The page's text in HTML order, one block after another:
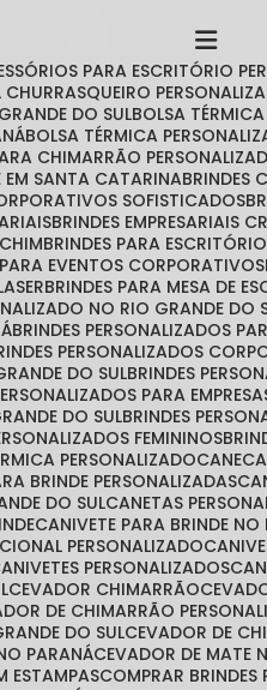
PARA ESCRITÓRIO
CHURRASQUEIRO
DO SUL BOLSA
BOLSA TÉRMICA
CHIMARRÃO
EM SANTA CATARINA
SOFISTICADOS
BRINDES EMPRESARIAIS
BRINDES PARA ESCRITÓRIO
PARA EVENTOS CORPORATIVOS
BRINDES PARA MESA DE
NO RIO GRANDE DO
BRINDES PERSONALIZADOS
PERSONALIZADOS
DO SUL BRINDES
PARA
DO SUL BRINDES
FEMININOS
PERSONALIZADO
BRINDE PERSONALIZADAS
DO SUL CANETAS
CANIVETE PARA BRINDE
PERSONALIZADO
CANIVETES PERSONALIZADOS
CEVADOR CHIMARRÃO
DE CHIMARRÃO
DO SUL CEVADOR DE
PARANÁ CEVADOR DE
ESTAMPAS COMPRAR